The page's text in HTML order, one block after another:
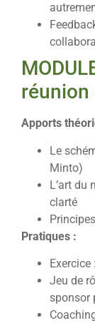
réunion
Apports
Le
Minto)
L’art du
clarté
Pratiques :
Jeu de
sponsor